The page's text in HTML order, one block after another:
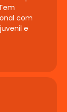
e
e
com
e